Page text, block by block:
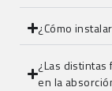
¿Cómo
¿Las
en la